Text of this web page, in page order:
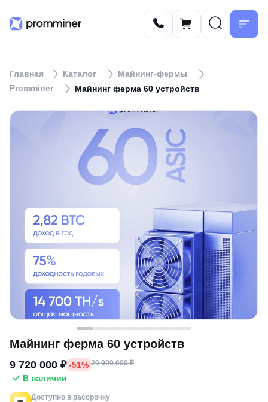
Главная Каталог
Майнинг-фермы
Promminer
Майнинг ферма 60 устройств
Майнинг ферма 60 устройств
9 720 000 ₽ -51% 20 000 000 ₽
В наличии
Доступно в рассрочку